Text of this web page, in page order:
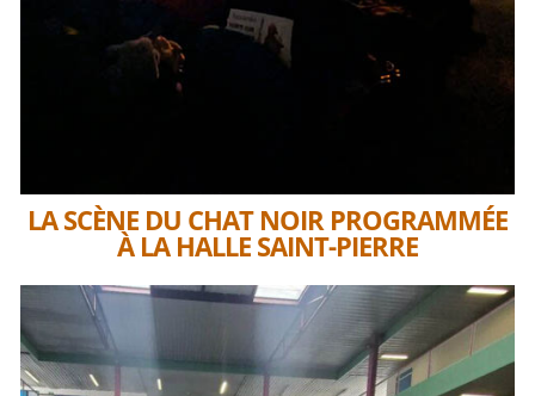
LA SCÈNE DU CHAT NOIR PROGRAMMÉE
À LA HALLE SAINT-PIERRE